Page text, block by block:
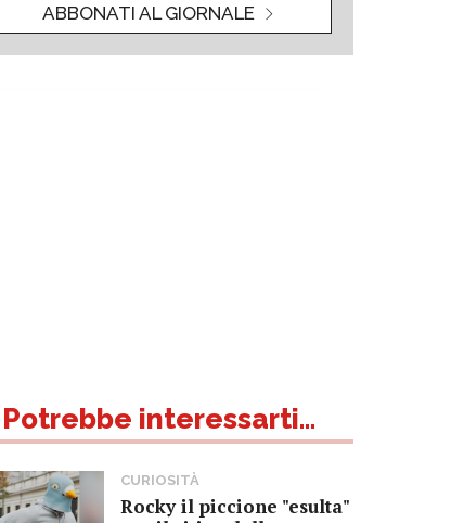
ABBONATI AL GIORNALE
Potrebbe interessarti...
CURIOSITÀ
Rocky il piccione "esulta"